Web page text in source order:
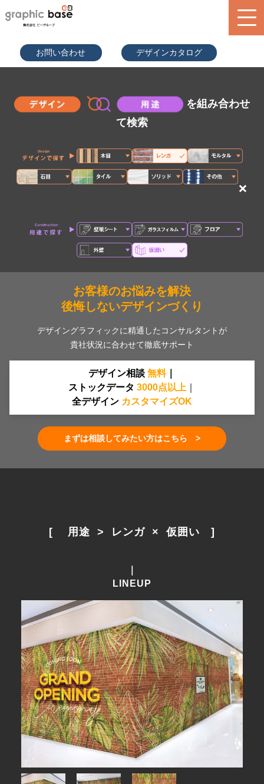
お問い合わせ デザインカタログ
design library
service
search
を組み合わせ
て検索
×
お客様のお悩みを解決
後悔しないデザインづくり
デザイングラフィックに精通したコンサルタントが
貴社状況に合わせて徹底サポート
デザイン相談 無料｜
ストックデータ 3000点 以上
全デザイン カスタマイズOK
まずは相談してみたい方はこちら >
[　 用途  >  レンガ  ×  仮囲い　]
LINEUP